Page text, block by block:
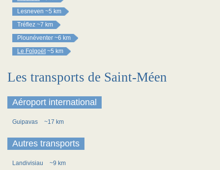
Lesneven ~5 km
Tréflez ~7 km
Plounéventer ~6 km
Le Folgoët ~5 km
Les transports de Saint-Méen
Aéroport international
Guipavas ~17 km
Autres transports
Landivisiau
~9 km